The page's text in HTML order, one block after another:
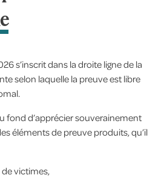
s’inscrit dans la droite ligne de la
selon laquelle la preuve est libre
fond d’apprécier souverainement
éléments de preuve produits, qu’il
victimes,